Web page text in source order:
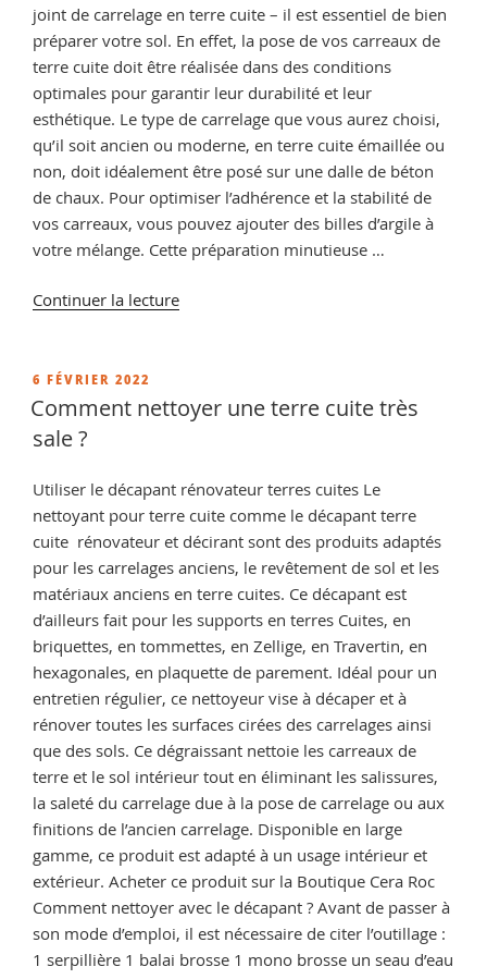
joint de carrelage en terre cuite – il est essentiel de bien
préparer votre sol. En effet, la pose de vos carreaux de
terre cuite doit être réalisée dans des conditions
optimales pour garantir leur durabilité et leur
esthétique. Le type de carrelage que vous aurez choisi,
qu’il soit ancien ou moderne, en terre cuite émaillée ou
non, doit idéalement être posé sur une dalle de béton
de chaux. Pour optimiser l’adhérence et la stabilité de
vos carreaux, vous pouvez ajouter des billes d’argile à
votre mélange. Cette préparation minutieuse …
Continuer la lecturede
produits
les
carrelages
poreux »
PUBLIÉ
LE
6 FÉVRIER 2022
Comment nettoyer une terre cuite très
sale ?
Utiliser le décapant rénovateur terres cuites Le
nettoyant pour terre cuite comme le décapant terre
cuite rénovateur et décirant sont des produits adaptés
pour les carrelages anciens, le revêtement de sol et les
matériaux anciens en terre cuites. Ce décapant est
d’ailleurs fait pour les supports en terres Cuites, en
briquettes, en tommettes, en Zellige, en Travertin, en
hexagonales, en plaquette de parement. Idéal pour un
entretien régulier, ce nettoyeur vise à décaper et à
rénover toutes les surfaces cirées des carrelages ainsi
que des sols. Ce dégraissant nettoie les carreaux de
terre et le sol intérieur tout en éliminant les salissures,
la saleté du carrelage due à la pose de carrelage ou aux
finitions de l’ancien carrelage. Disponible en large
gamme, ce produit est adapté à un usage intérieur et
extérieur. Acheter ce produit sur la Boutique Cera Roc
Comment nettoyer avec le décapant ? Avant de passer à
son mode d’emploi, il est nécessaire de citer l’outillage :
1 serpillière 1 balai brosse 1 mono brosse un seau d’eau